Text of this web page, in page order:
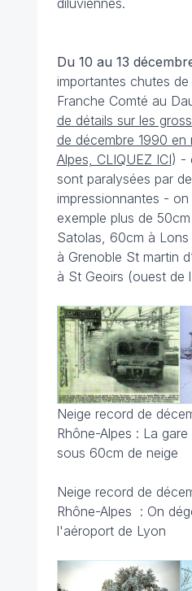
diluviennes.
Du 10 au 13
importantes chutes
Franche Comté au
de détails sur les
de décembre 1990 en
Alpes, CLIQUEZ ICI) -
sont paralysées par
impressionnantes - on
exemple plus de
Satolas, 60cm à
à Grenoble St martin
à St Geoirs (ouest de
Neige record de
Rhône-Alpes : La gare
sous 60cm de neige
Neige record de
Rhône-Alpes : On
l'aéroport de Lyon